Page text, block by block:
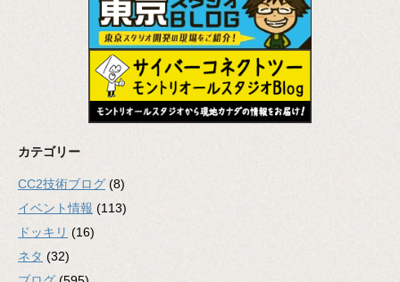
カテゴリー
CC2技術ブログ (8)
イベント情報 (113)
ドッキリ (16)
ネタ (32)